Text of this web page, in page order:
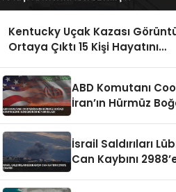
Kentucky Uçak Kazası
Ortaya Çıktı 15 Kişi Hayatını
ABD Komutanı
İran’ın Hürmüz
İsrail Saldırıları
Can Kaybını